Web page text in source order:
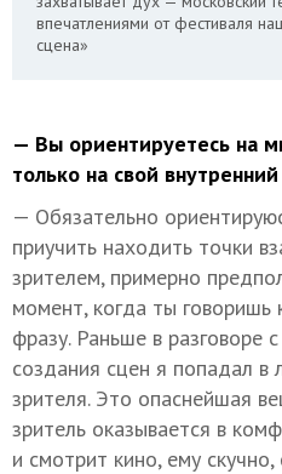
впечатлениями от фестиваля
сцена»
— Вы ориентируетесь на
только на свой внутренний
— Обязательно
приучить находить точки
зрителем, примерно
момент, когда ты говоришь
фразу. Раньше в разговоре
создания сцен я попадал в
зрителя. Это опаснейшая
зритель оказывается в
и смотрит кино, ему